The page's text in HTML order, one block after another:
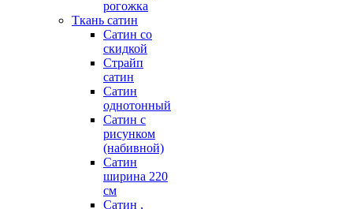
рогожка
Ткань сатин
Сатин со
скидкой
Страйп
сатин
Сатин
однотонный
Сатин с
рисунком
(набивной)
Сатин
ширина 220
см
Сатин ,